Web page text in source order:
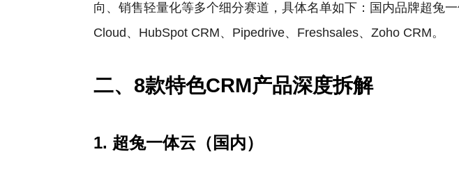
向、销售轻量化等多个细分赛道，具体名单如下：国内品牌超兔
Cloud、HubSpot CRM、Pipedrive、Freshsales、Zoho CRM。
二、8款特色CRM产品深度拆解
1. 超兔一体云（国内）